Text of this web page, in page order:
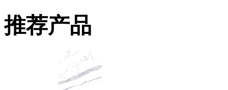
推荐产品